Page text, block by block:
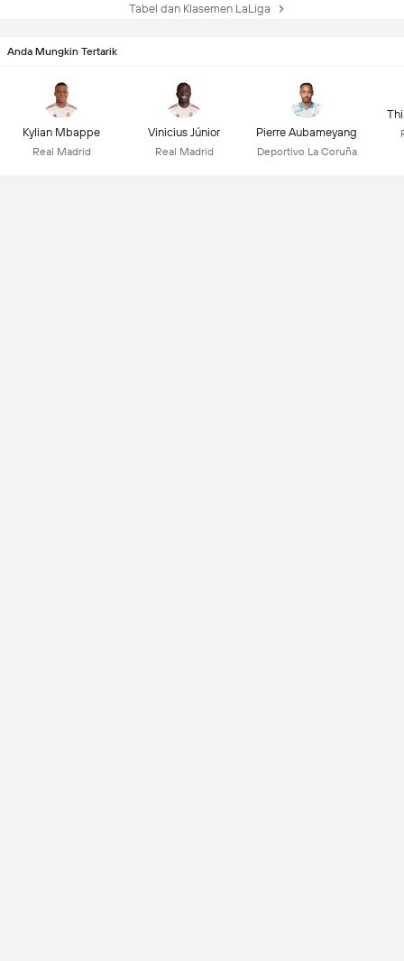
Tabel dan Klasemen LaLiga
Anda Mungkin Tertarik
Kylian Mbappe
Real Madrid
Vinicius Júnior
Real Madrid
Pierre Aubameyang
Deportivo La Coruña